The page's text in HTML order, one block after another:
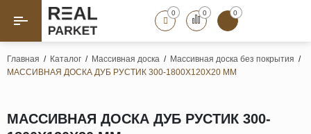
Назад Назад
Штучный паркет
0 0 0
Главная / Каталог / Массивная доска / Массивная доска без покрытия /
МАССИВНАЯ ДОСКА ДУБ РУСТИК 300-1800Х120Х20 ММ
МАССИВНАЯ ДОСКА ДУБ РУСТИК 300-